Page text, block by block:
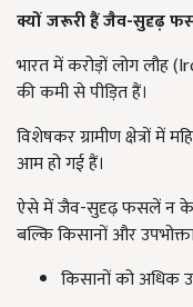
क्यों जरूरी हैं जैव-सुदृढ़
भारत में करोड़ों लोग लौह
की कमी से पीड़ित हैं।
विशेषकर ग्रामीण क्षेत्रों में
आम हो गई हैं।
ऐसे में जैव-सुदृढ़ फसलें न
बल्कि किसानों और
किसानों को अधिक